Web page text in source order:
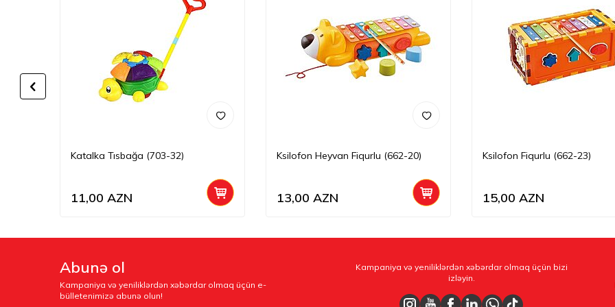
Katalka Tısbağa (703-32)
11,00 AZN
Ksilofon Heyvan Fiqurlu (662-20)
13,00 AZN
Ksilofon Fiqurlu (662-23)
15,00 AZN
Abunə ol
Kampaniya və yeniliklərdən xəbərdar olmaq üçün e-
bülletenimizə abunə olun!
Kampaniya və yeniliklərdən xəbərdar olmaq üçün bizi
izləyin.